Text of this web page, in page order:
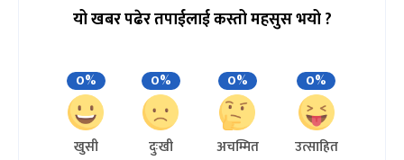
यो खबर पढेर तपाईलाई कस्तो महसुस भयो ?
0%
खुसी
0%
दुःखी
0%
अचम्मित
0%
उत्साहित